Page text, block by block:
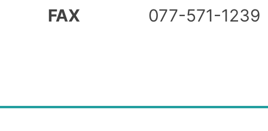
FAX
077-571-1239